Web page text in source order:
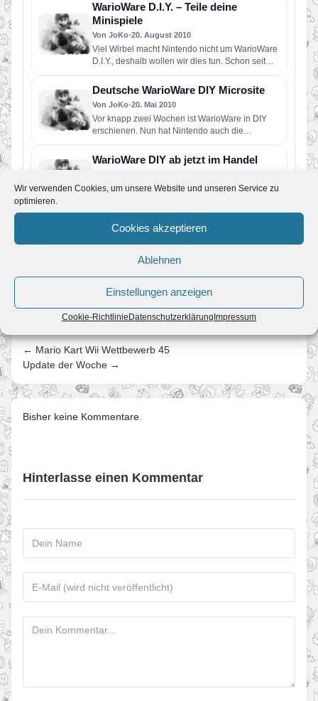
Wir verwenden Cookies, um unsere Website und unseren Service zu
optimieren.
Cookies akzeptieren
Ablehnen
Einstellungen anzeigen
Cookie-RichtlinieDatenschutzerklärungImpressum
WarioWare D.I.Y. – Teile deine
Minispiele
Von JoKo•20. August 2010
Viel Wirbel macht Nintendo nicht um WarioWare
D.I.Y., deshalb wollen wir dies tun. Schon seit
längeren finden immer…
Deutsche WarioWare DIY Microsite
Von JoKo•20. Mai 2010
Vor knapp zwei Wochen ist WarioWare in DIY
erschienen. Nun hat Nintendo auch die
deutsche Microsite hochgeladen. Zu…
WarioWare DIY ab jetzt im Handel
Heute ist WarioWare DIY und WarioWare DIY
knapp 40€ ist die DS-Version…
Wario Ware: DIY Showcase für 800
Wii Points
27. März 2010
Heute folgt nun die…
← Mario Kart Wii Wettbewerb 45
Update der Woche →
Bisher keine Kommentare.
Hinterlasse einen Kommentar